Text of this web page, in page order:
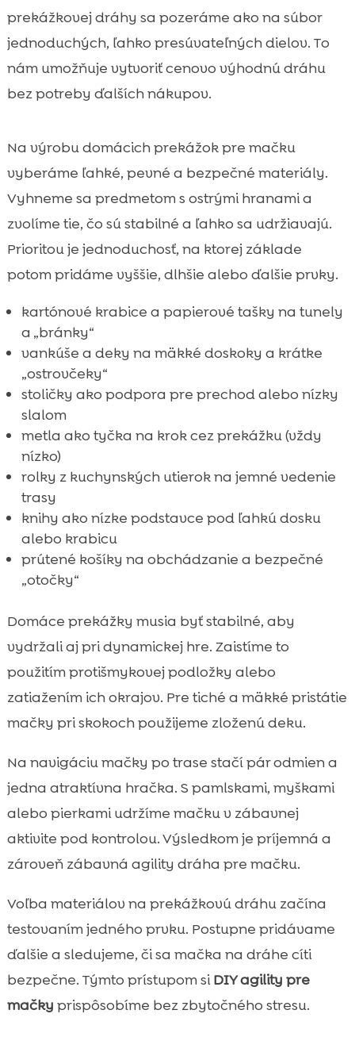
prekážkovej dráhy sa pozeráme ako na súbor
jednoduchých, ľahko presúvateľných dielov. To
nám umožňuje vytvoriť cenovo výhodnú dráhu
bez potreby ďalších nákupov.
Na výrobu domácich prekážok pre mačku
vyberáme ľahké, pevné a bezpečné materiály.
Vyhneme sa predmetom s ostrými hranami a
zvolíme tie, čo sú stabilné a ľahko sa udržiavajú.
Prioritou je jednoduchosť, na ktorej základe
potom pridáme vyššie, dlhšie alebo ďalšie prvky.
kartónové krabice a papierové tašky na tunely
a „bránky“
vankúše a deky na mäkké doskoky a krátke
„ostrovčeky“
stoličky ako podpora pre prechod alebo nízky
slalom
metla ako tyčka na krok cez prekážku (vždy
nízko)
rolky z kuchynských utierok na jemné vedenie
trasy
knihy ako nízke podstavce pod ľahkú dosku
alebo krabicu
prútené košíky na obchádzanie a bezpečné
„otočky“
Domáce prekážky musia byť stabilné, aby
vydržali aj pri dynamickej hre. Zaistíme to
použitím protišmykovej podložky alebo
zatiažením ich okrajov. Pre tiché a mäkké pristátie
mačky pri skokoch použijeme zloženú deku.
Na navigáciu mačky po trase stačí pár odmien a
jedna atraktívna hračka. S pamlskami, myškami
alebo pierkami udržíme mačku v zábavnej
aktivite pod kontrolou. Výsledkom je príjemná a
zároveň zábavná agility dráha pre mačku.
Voľba materiálov na prekážkovú dráhu začína
testovaním jedného prvku. Postupne pridávame
ďalšie a sledujeme, či sa mačka na dráhe cíti
bezpečne. Týmto prístupom siDIY agility pre
mačky prispôsobíme bez zbytočného stresu.